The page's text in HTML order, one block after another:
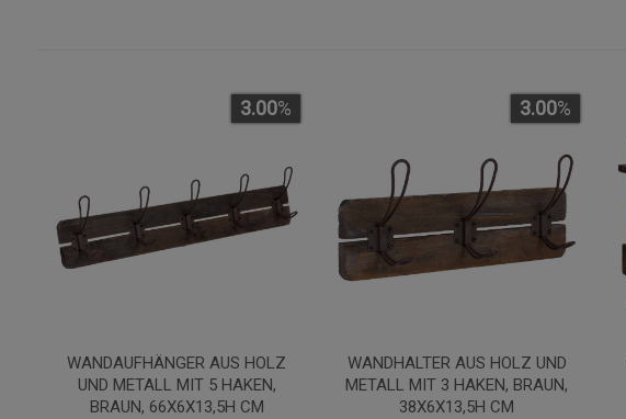
WANDAUFHÄNGER AUS HOLZ
UND METALL MIT 5 HAKEN,
BRAUN, 66X6X13,5H CM
3.00%
WANDHALTER AUS HOLZ UND
METALL MIT 3 HAKEN, BRAUN,
38X6X13,5H CM
3.00%